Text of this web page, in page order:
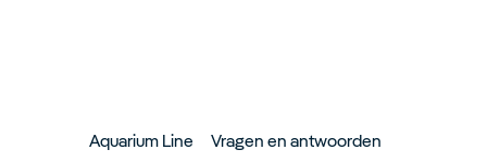
Aquarium Line Vragen en antwoorden